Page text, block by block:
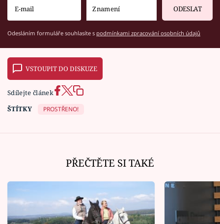
ODESLAT
Odesláním formuláře souhlasíte s podmínkami zpracování osobních údajů
VSTOUPIT DO DISKUZE
Sdílejte článek
ŠTÍTKY
PROSTŘENO!
PŘEČTĚTE SI TAKÉ